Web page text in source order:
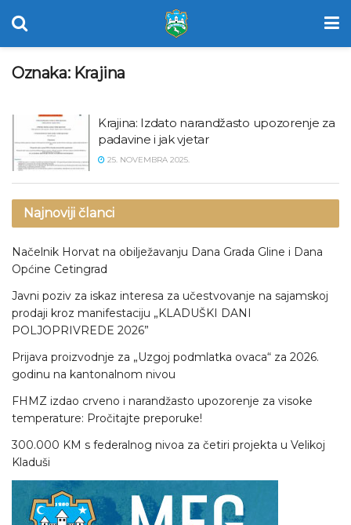
Oznaka: Krajina
Krajina: Izdato narandžasto upozorenje za
padavine i jak vjetar
25. NOVEMBRA 2025.
Najnoviji članci
Načelnik Horvat na obilježavanju Dana Grada Gline i Dana
Općine Cetingrad
Javni poziv za iskaz interesa za učestvovanje na sajamskoj
prodaji kroz manifestaciju „KLADUŠKI DANI
POLJOPRIVREDE 2026”
Prijava proizvodnje za „Uzgoj podmlatka ovaca“ za 2026.
godinu na kantonalnom nivou
FHMZ izdao crveno i narandžasto upozorenje za visoke
temperature: Pročitajte preporuke!
300.000 KM s federalnog nivoa za četiri projekta u Velikoj
Kladuši